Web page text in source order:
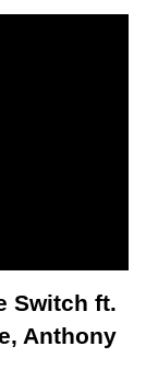
Switch ft.
Anthony